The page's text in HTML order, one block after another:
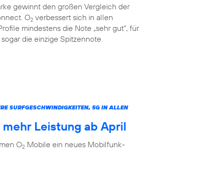
gewinnt den großen Vergleich der
O2 verbessert sich in allen
mindestens die Note „sehr gut“, für
die einzige Spitzennote
SURFGESCHWINDIGKEITEN, 5G IN ALLEN
Leistung ab April
O2 Mobile ein neues Mobilfunk-